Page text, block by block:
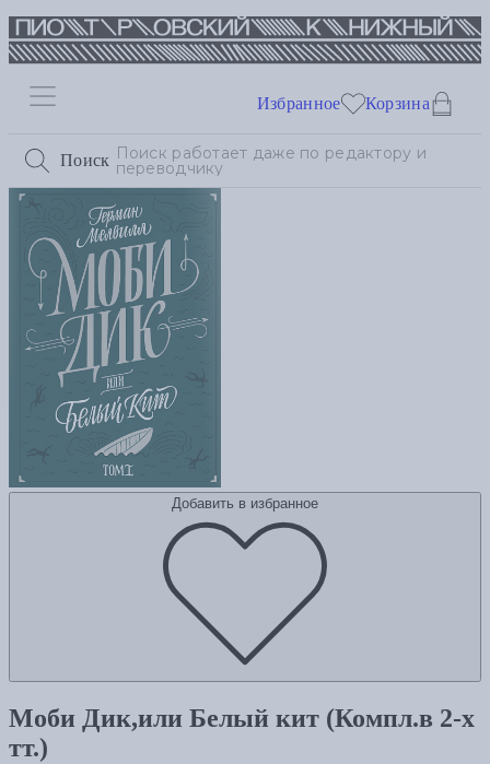
Поиск
Избранное Корзина
Добавить в избранное
Моби Дик,или Белый кит (Компл.в 2-х
тт.)